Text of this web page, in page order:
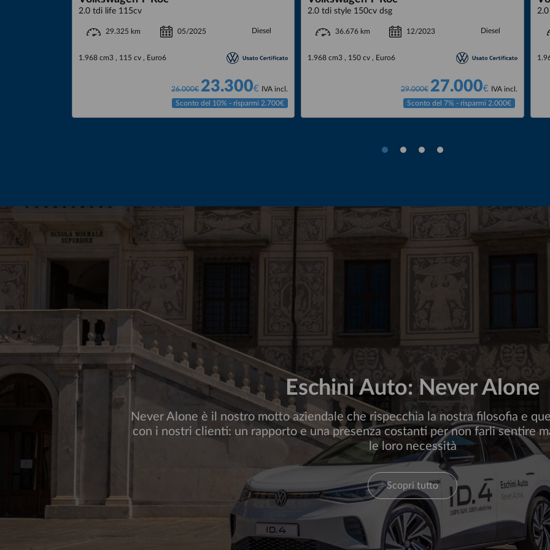
2.0 tdi life 115cv
29.325 km 05/2025 Diesel
1.968 cm3 , 115 cv , Euro6
26.000€ 23.300€ IVA incl.
Sconto del 10% - risparmi 2.700€
2.0 tdi style 150cv dsg
36.676 km 12/2023 Diesel
1.968 cm3 , 150 cv , Euro6
29.000€ 27.000€ IVA incl.
Sconto del 7% - risparmi 2.000€
Eschini Auto: Never Alone
Never Alone è il nostro motto aziendale che rispecchia la nostra filosofia e
con i nostri clienti: un rapporto e una presenza costanti per non farli sentire
le loro necessità
Scopri tutto